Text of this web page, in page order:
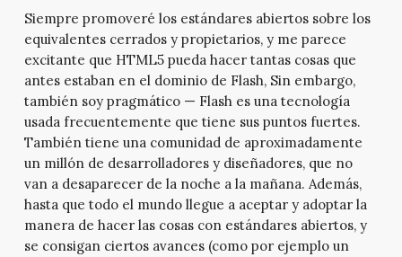
Siempre promoveré los estándares abiertos sobre los
equivalentes cerrados y propietarios, y me parece
excitante que HTML5 pueda hacer tantas cosas que
antes estaban en el dominio de Flash, Sin embargo,
también soy pragmático — Flash es una tecnología
usada frecuentemente que tiene sus puntos fuertes.
También tiene una comunidad de aproximadamente
un millón de desarrolladores y diseñadores, que no
van a desaparecer de la noche a la mañana. Además,
hasta que todo el mundo llegue a aceptar y adoptar la
manera de hacer las cosas con estándares abiertos, y
se consigan ciertos avances (como por ejemplo un